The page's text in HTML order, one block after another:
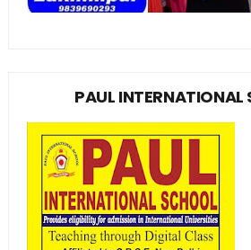
PAUL INTERNATIONAL